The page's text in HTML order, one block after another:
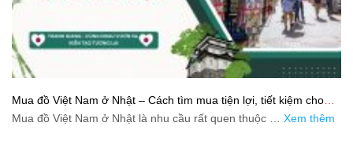
Mua đồ Việt Nam ở Nhật – Cách tìm mua tiện lợi, tiết kiệm cho
người xa quê
Mua đồ Việt Nam ở Nhật là nhu cầu rất quen thuộc … Xem thêm